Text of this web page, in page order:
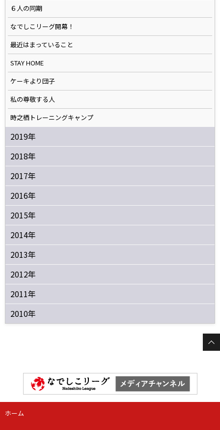
６人の同期
なでしこリーグ開幕！
最近はまっていること
STAY HOME
ケーキより団子
私の尊敬する人
時之栖トレーニングキャンプ
2019年
2018年
2017年
2016年
2015年
2014年
2013年
2012年
2011年
2010年
ホーム